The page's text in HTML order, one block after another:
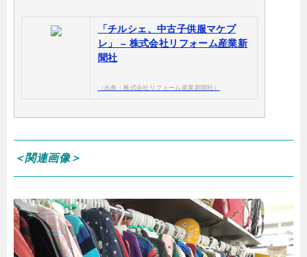
「チルシェ、中古子供服マケプ
レ」 – 株式会社リフォーム産業新
聞社
（出典：株式会社リフォーム産業新聞社）
＜関連画像＞